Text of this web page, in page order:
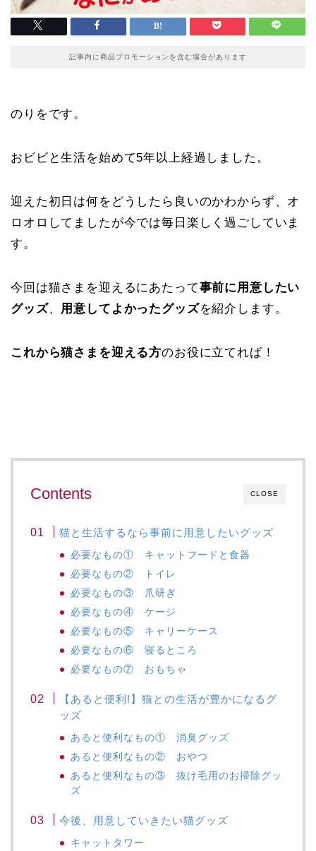
記事内に商品プロモーションを含む場合があります
のりをです。
おビビと生活を始めて5年以上経過しました。
迎えた初日は何をどうしたら良いのかわからず、オ
ロオロしてましたが今では毎日楽しく過ごしていま
す。
今回は猫さまを迎えるにあたって事前に用意したい
グッズ、 用意してよかったグッズを紹介します。
これから猫さまを迎える方のお役に立てれば！
CLOSE
Contents
猫と生活するなら事前に用意したいグッズ
必要なもの① キャットフードと食器
必要なもの② トイレ
必要なもの③ 爪研ぎ
必要なもの④ ケージ
必要なもの⑤ キャリーケース
必要なもの⑥ 寝るところ
必要なもの⑦ おもちゃ
【あると便利!】猫との生活が豊かになるグ
ッズ
あると便利なもの① 消臭グッズ
あると便利なもの② おやつ
あると便利なもの③ 抜け毛用のお掃除グッ
ズ
今後、用意していきたい猫グッズ
キャットタワー